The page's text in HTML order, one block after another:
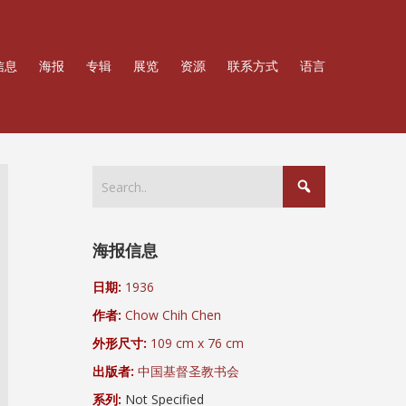
息 海报 专辑 展览 资源 联系方式 语言
海报信息
日期: 1936
作者: Chow Chih Chen
外形尺寸: 109 cm x 76 cm
出版者: 中国基督圣教书会
系列: Not Specified